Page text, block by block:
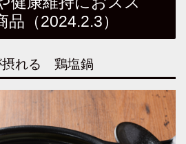
（2024.2.3）
摂れる 鶏塩鍋